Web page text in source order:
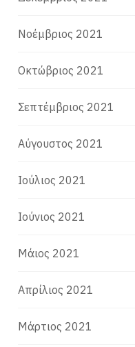
Νοέμβριος 2021
Οκτώβριος 2021
Σεπτέμβριος 2021
Αύγουστος 2021
Ιούλιος 2021
Ιούνιος 2021
Μάιος 2021
Απρίλιος 2021
Μάρτιος 2021